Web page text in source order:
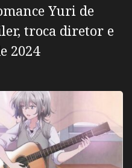
Yuri de
troca diretor e
2024